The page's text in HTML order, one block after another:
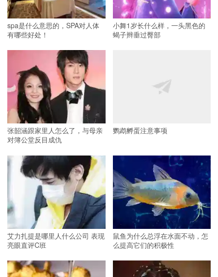
spa是什么意思的，SPA对人体
有哪些好处！
小舞1岁长什么样，一头黑色的
蝎子辫垂过臀部
张韶涵跟家里人怎么了，与母亲
对簿公堂反目成仇
鹦鹉孵蛋注意事项
艾力扎提是哪里人什么公司 表现
亮眼直评C班
鼠鱼为什么总浮在水面不动，怎
么提高它们的积极性